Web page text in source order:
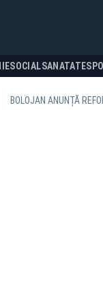
SOCIALSANATATE
BOLOJAN ANUNȚĂ